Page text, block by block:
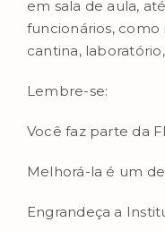
em sala de aula,
funcionários, como
cantina,
Lembre-se:
Você faz parte da
Melhorá-la é um
Engrandeça a